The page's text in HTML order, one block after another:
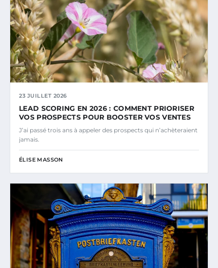
23 JUILLET 2026
LEAD SCORING EN 2026 : COMMENT PRIORISER
VOS PROSPECTS POUR BOOSTER VOS VENTES
J’ai passé trois ans à appeler des prospects qui n’achèteraient
jamais.
ÉLISE MASSON